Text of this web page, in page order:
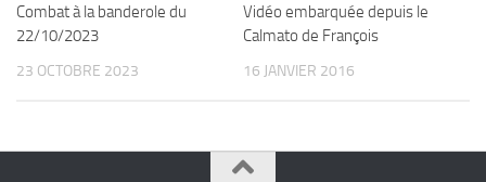
Combat à la banderole du
22/10/2023
23 OCTOBRE 2023
Vidéo embarquée depuis le
Calmato de François
16 JANVIER 2016